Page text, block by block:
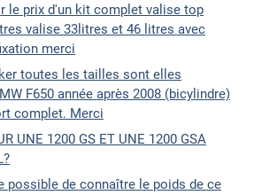
le prix d'un kit complet valise top
valise 33litres et 46 litres avec
merci
toutes les tailles sont elles
F650 année après 2008 (bicylindre)
complet. Merci
UNE 1200 GS ET UNE 1200 GSA
possible de connaître le poids de ce